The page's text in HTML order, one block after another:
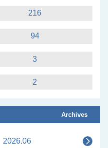
216
94
3
2
Archives
2026.06